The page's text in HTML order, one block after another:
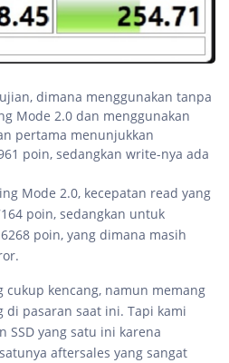
dimana menggunakan tanpa
Mode 2.0 dan menggunakan
pertama menunjukkan
poin, sedangkan write-nya ada
Mode 2.0, kecepatan read yang
poin, sedangkan untuk
poin, yang dimana masih
kencang, namun memang
di pasaran saat ini. Tapi kami
SSD yang satu ini karena
aftersales yang sangat